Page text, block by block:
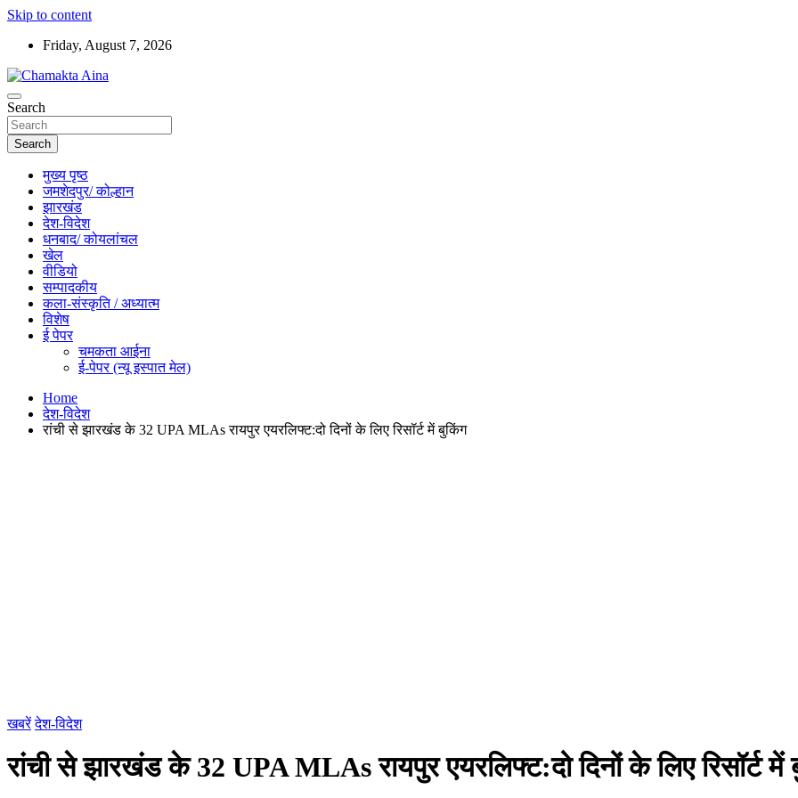
Skip to content
Friday, August 7, 2026
Chamakta Aina
Hindi News Paper – Jharkhand
Search
Search
मुख्य पृष्ठ
जमशेदपुर/ कोल्हान
झारखंड
देश-विदेश
धनबाद/ कोयलांचल
खेल
वीडियो
सम्पादकीय
कला-संस्कृति / अध्यात्म
विशेष
ई पेपर
चमकता आईना
ई-पेपर (न्यू इस्पात मेल)
Home
देश-विदेश
रांची से झारखंड के 32 UPA MLAs रायपुर एयरलिफ्ट:दो दिनों के लिए रिसॉर्ट में बुकिंग
खबरें देश-विदेश
रांची से झारखंड के 32 UPA MLAs रायपुर एयरलिफ्ट:दो दिनों के लिए रिसॉर्ट में